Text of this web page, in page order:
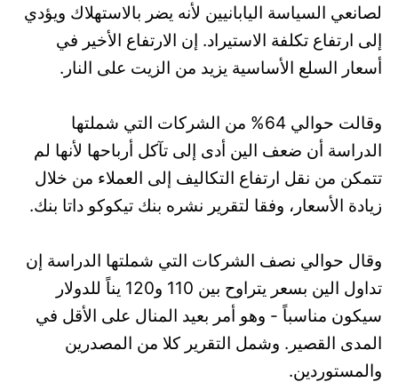
لصانعي السياسة اليابانيين لأنه يضر بالاستهلاك ويؤدي
إلى ارتفاع تكلفة الاستيراد. إن الارتفاع الأخير في
أسعار السلع الأساسية يزيد من الزيت على النار.
وقالت حوالي 64% من الشركات التي شملتها
الدراسة أن ضعف الين أدى إلى تآكل أرباحها لأنها لم
تتمكن من نقل ارتفاع التكاليف إلى العملاء من خلال
زيادة الأسعار، وفقا لتقرير نشره بنك تيكوكو داتا بنك.
وقال حوالي نصف الشركات التي شملتها الدراسة إن
تداول الين بسعر يتراوح بين 110 و120 يناً للدولار
سيكون مناسباً - وهو أمر بعيد المنال على الأقل في
المدى القصير. وشمل التقرير كلا من المصدرين
والمستوردين.